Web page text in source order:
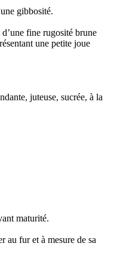
gibbosité.
fine rugosité brune
une petite joue
juteuse, sucrée, à la
maturité.
au fur et à mesure de sa